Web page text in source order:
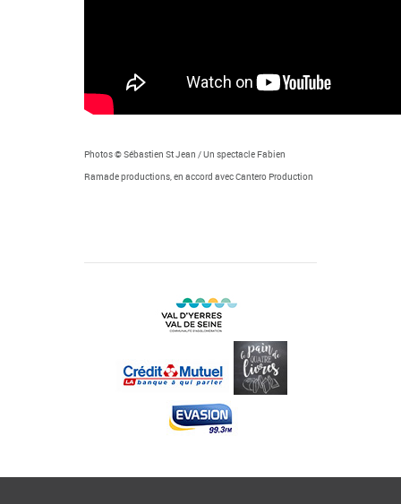
Photos © Sébastien St Jean / Un spectacle Fabien
Ramade productions, en accord avec Cantero Production